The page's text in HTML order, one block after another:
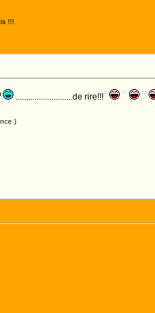
!!!
...........................de rire!!!
)